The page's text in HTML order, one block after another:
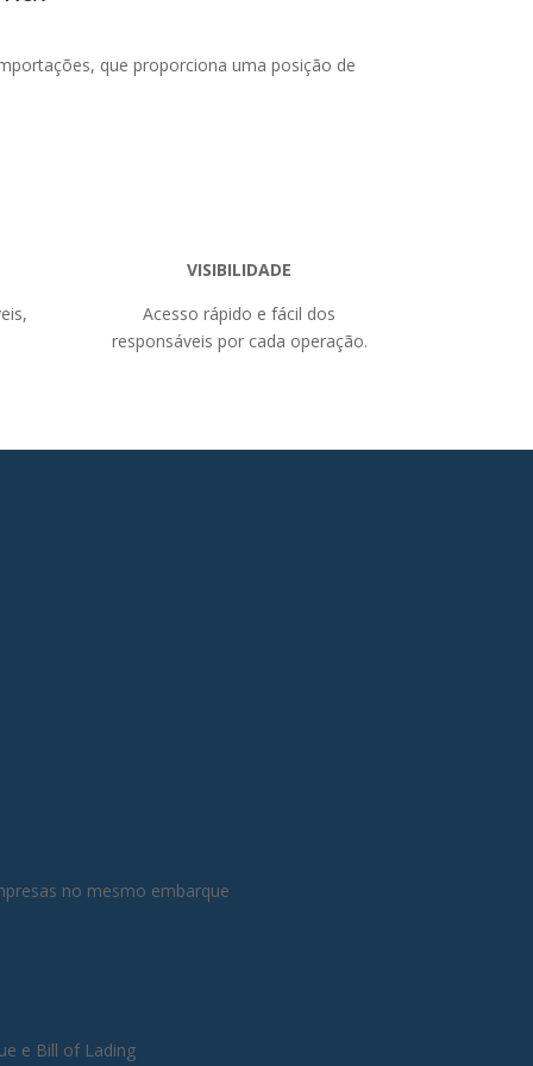
que proporciona uma posição de
VISIBILIDADE
Acesso rápido e fácil dos
responsáveis por cada operação.
no mesmo embarque
e Bill of Lading